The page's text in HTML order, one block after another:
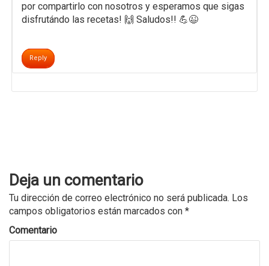
por compartirlo con nosotros y esperamos que sigas
disfrutándo las recetas! 🙌 Saludos!! 💪😉
Reply
Deja un comentario
Tu dirección de correo electrónico no será publicada. Los
campos obligatorios están marcados con *
Comentario